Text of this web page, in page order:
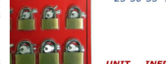
30-
35mm
quantity